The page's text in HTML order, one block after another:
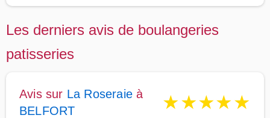
Les derniers avis de boulangeries
patisseries
Avis sur La Roseraie à
BELFORT
★★★★★